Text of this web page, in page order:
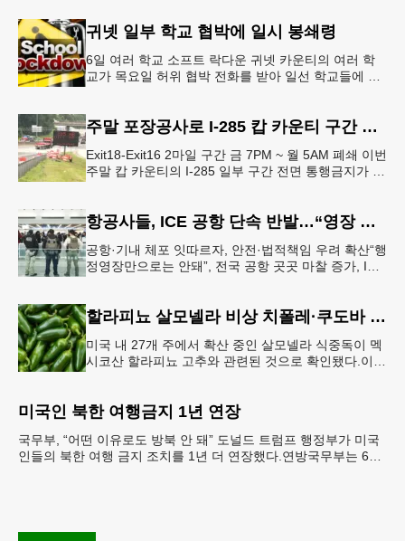
귀넷 일부 학교 협박에 일시 봉쇄령
6일 여러 학교 소프트 락다운 귀넷 카운티의 여러 학
교가 목요일 허위 협박 전화를 받아 일선 학교들에 일
주말 포장공사로 I-285 캅 카운티 구간 통행금지
Exit18-Exit16 2마일 구간 금 7PM ~ 월 5AM 폐쇄 이번
주말 캅 카운티의 I-285 일부 구간 전면 통행금지가 시
항공사들, ICE 공항 단속 반발…“영장 없인 협조 불가”
공항·기내 체포 잇따르자, 안전·법적책임 우려 확산“행
정영장만으로는 안돼”, 전국 공항 곳곳 마찰 증가, ICE
할라피뇨 살모넬라 비상 치폴레·쿠도바 긴급 회수
미국 내 27개 주에서 확산 중인 살모넬라 식중독이 멕
시코산 할라피뇨 고추와 관련된 것으로 확인됐다.이에
미국인 북한 여행금지 1년 연장
국무부, “어떤 이유로도 방북 안 돼” 도널드 트럼프 행정부가 미국
인들의 북한 여행 금지 조치를 1년 더 연장했다.연방국무부는 6일